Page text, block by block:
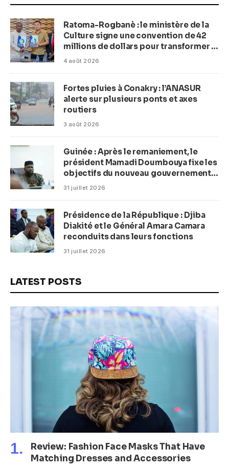
Ratoma-Rogbanè : le ministère de la
Culture signe une convention de 42
millions de dollars pour transformer la
plage en complexe balnéaire
4 août 2026
Fortes pluies à Conakry : l’ANASUR
alerte sur plusieurs ponts et axes
routiers
3 août 2026
Guinée : Après le remaniement, le
président Mamadi Doumbouya fixe les
objectifs du nouveau gouvernement
(CM)
31 juillet 2026
Présidence de la République : Djiba
Diakité et le Général Amara Camara
reconduits dans leurs fonctions
31 juillet 2026
LATEST POSTS
Review: Fashion Face Masks That Have
Matching Dresses and Accessories